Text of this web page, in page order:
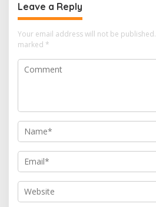
Leave a Reply
Your email address will not be published.
marked *